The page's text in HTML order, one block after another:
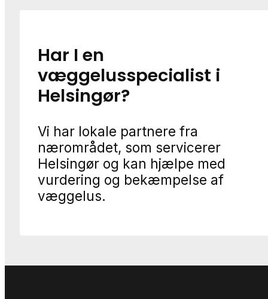
Har I en
væggelusspecialist i
Helsingør?
Vi har lokale partnere fra
nærområdet, som servicerer
Helsingør og kan hjælpe med
vurdering og bekæmpelse af
væggelus.